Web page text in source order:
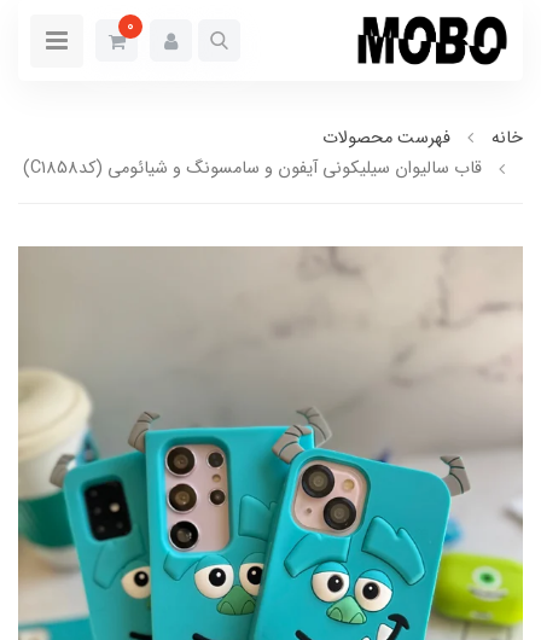
0
خانه
فهرست محصولات
قاب سالیوان سیلیکونی آیفون و سامسونگ و شیائومی (کدC1858)